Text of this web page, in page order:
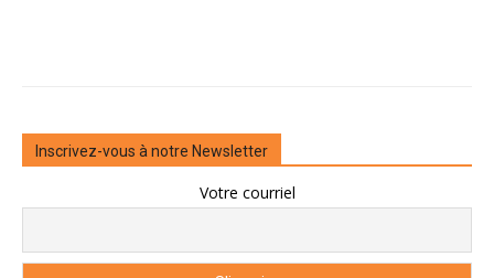
Inscrivez-vous à notre Newsletter
Votre courriel